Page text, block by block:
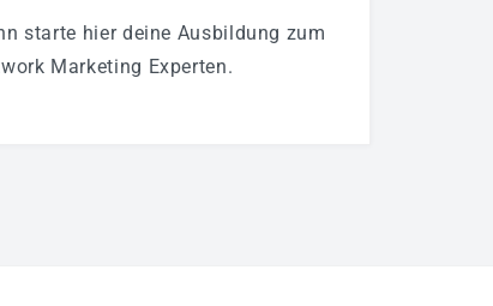
starte hier deine Ausbildung zum
Marketing Experten.